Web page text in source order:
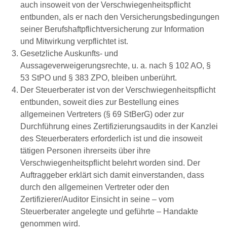
auch insoweit von der Verschwiegenheitspflicht
entbunden, als er nach den Versicherungsbedingungen
seiner Berufshaftpflichtversicherung zur Information
und Mitwirkung verpflichtet ist.
Gesetzliche Auskunfts- und
Aussageverweigerungsrechte, u. a. nach § 102 AO, §
53 StPO und § 383 ZPO, bleiben unberührt.
Der Steuerberater ist von der Verschwiegenheitspflicht
entbunden, soweit dies zur Bestellung eines
allgemeinen Vertreters (§ 69 StBerG) oder zur
Durchführung eines Zertifizierungsaudits in der Kanzlei
des Steuerberaters erforderlich ist und die insoweit
tätigen Personen ihrerseits über ihre
Verschwiegenheitspflicht belehrt worden sind. Der
Auftraggeber erklärt sich damit einverstanden, dass
durch den allgemeinen Vertreter oder den
Zertifizierer/Auditor Einsicht in seine – vom
Steuerberater angelegte und geführte – Handakte
genommen wird.